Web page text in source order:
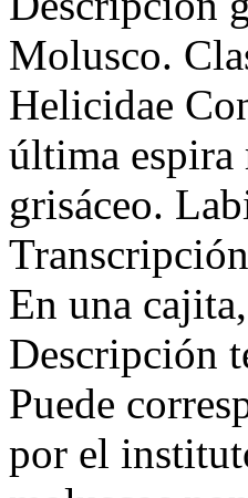
Molusco.
Helicidae
última espira
grisáceo.
En una
Descripción
Puede
por el